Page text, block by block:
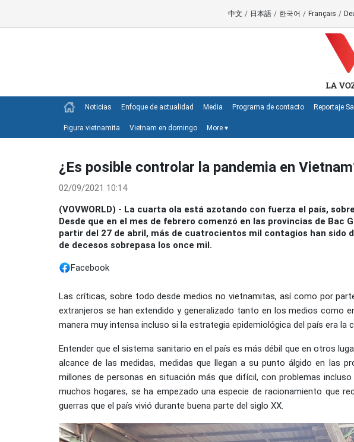
中文 / 日本語 / 한국어 / Français /
Noticias Enfoque de actualidad Media Programa de contacto Reportaje
Figura vietnamita Vietnam en domingo More ▾
¿Es posible controlar la pandemia en
02/09/2021 10:14
(VOVWORLD) - La cuarta ola está azotando con fuerza el país,
Desde que en el mes de febrero comenzó en las provincias de Bac
partir del 27 de abril, más de cuatrocientos mil contagios han sido
de decesos sobrepasa los once mil.
Facebook
Las críticas, sobre todo desde medios no vietnamitas, así como por
extranjeros se han extendido y generalizado tanto en los medios como
manera muy intensa incluso si la estrategia epidemiológica del país era la
Entender que el sistema sanitario en el país es más débil que en otros
alcance de las medidas, medidas que llegan a su punto álgido en las
millones de personas en situación más que difícil, con problemas
muchos hogares, se ha empezado una especie de racionamiento que
guerras que el país vivió durante buena parte del siglo XX.